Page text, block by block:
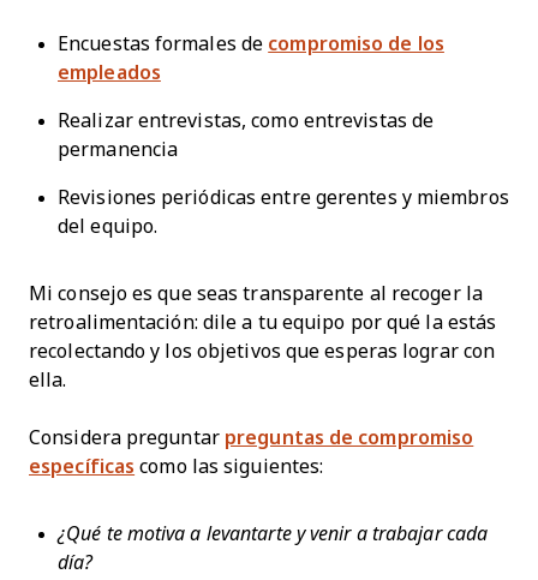
Encuestas formales de compromiso de los
empleados
Realizar entrevistas, como entrevistas de
permanencia
Revisiones periódicas entre gerentes y miembros
del equipo.
Mi consejo es que seas transparente al recoger la
retroalimentación: dile a tu equipo por qué la estás
recolectando y los objetivos que esperas lograr con
ella.
Considera preguntar preguntas de compromiso
específicas como las siguientes:
¿Qué te motiva a levantarte y venir a trabajar cada
día?